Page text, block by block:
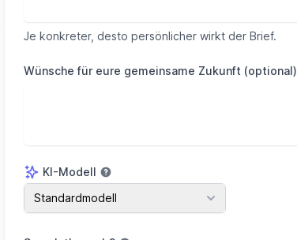
Je konkreter, desto persönlicher wirkt der Brief.
Wünsche für eure gemeinsame Zukunft (optional)
KI-Modell
KI-Modell
Standardmodell